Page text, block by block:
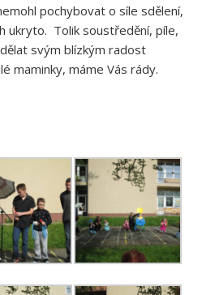
pochybovat o síle sdělení,
ukryto. Tolik soustředění, píle,
svým blízkým radost
maminky, máme Vás rády.